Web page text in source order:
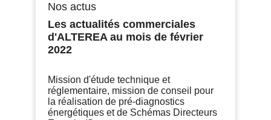
Nos actus
Les actualités commerciales
d'ALTEREA au mois de février
2022
Mission d'étude technique et
réglementaire, mission de conseil pour
la réalisation de pré-diagnostics
énergétiques et de Schémas Directeurs